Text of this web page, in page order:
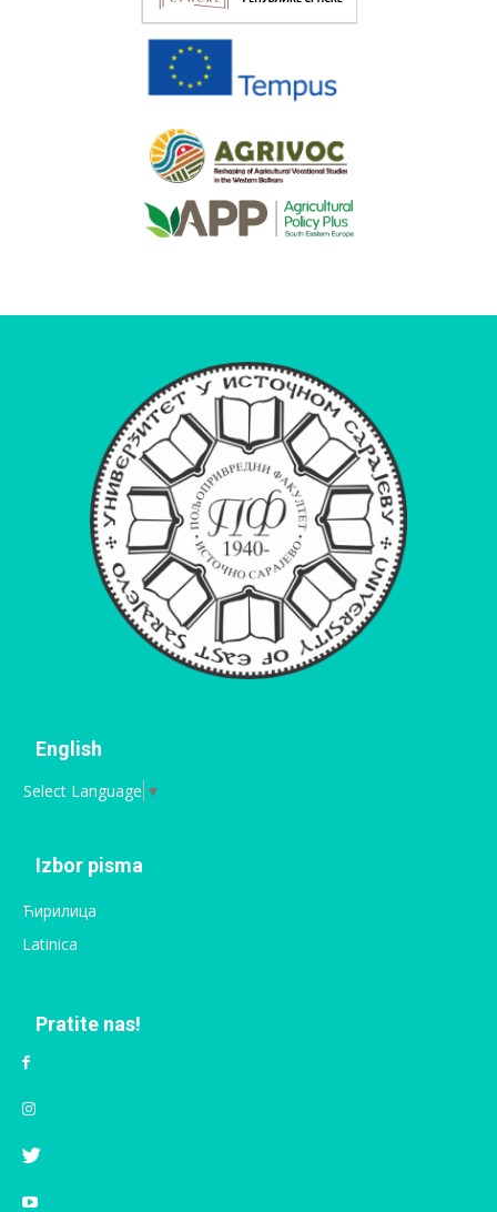
English
Select Language ▼
Izbor pisma
Ћирилица
Latinica
Pratite nas!